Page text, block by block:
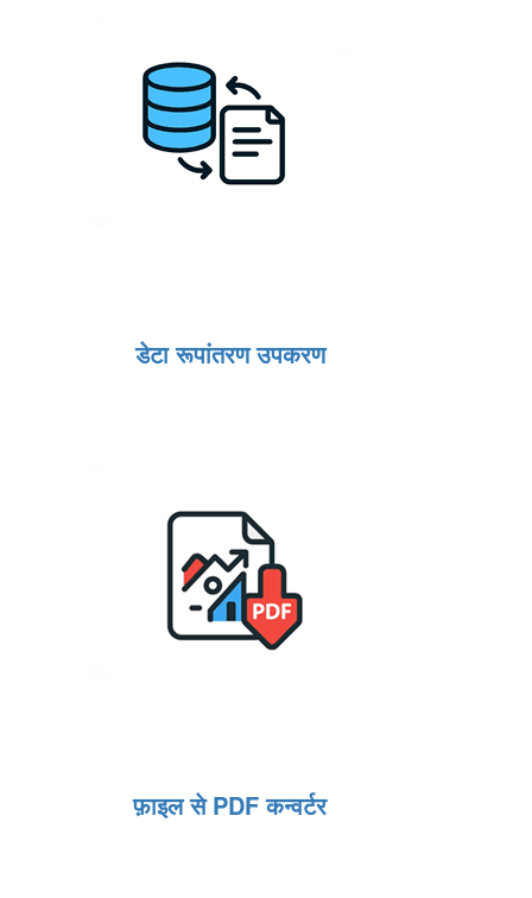
डेटा रूपांतरण उपकरण
फ़ाइल से PDF कन्वर्टर